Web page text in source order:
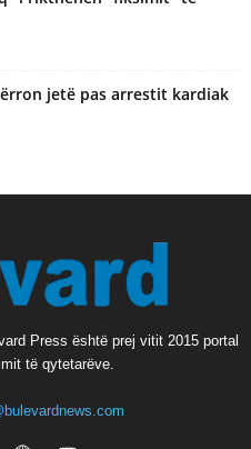
jetë pas arrestit kardiak
Press është prej vitit 2015 portal
të qytetarëve.